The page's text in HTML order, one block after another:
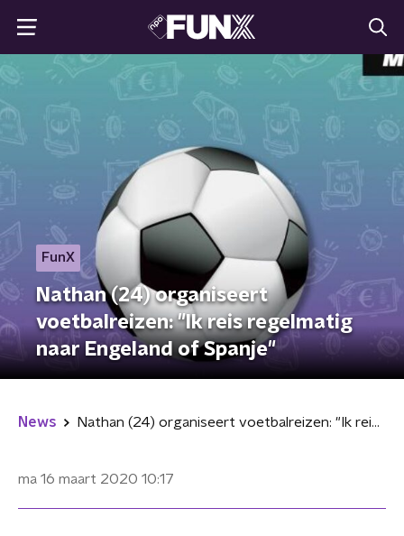
FunX
Nathan (24) organiseert
voetbalreizen: "Ik reis regelmatig
naar Engeland of Spanje"
News Nathan (24) organiseert voetbalreizen: "Ik reis regelmatig naar Engeland of Spanje"
ma 16 maart 2020 10:17